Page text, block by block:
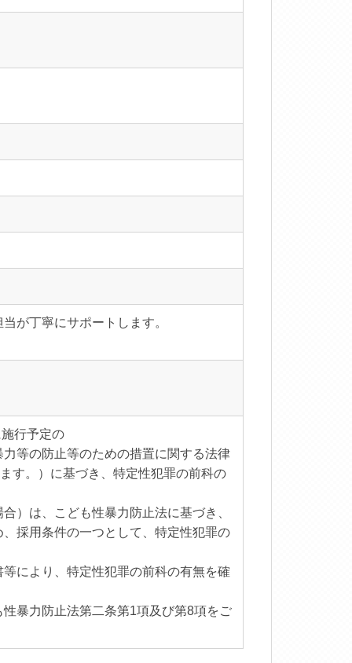
が丁寧にサポートします。
行予定の
等の防止等のための措置に関する法律
す。）に基づき、特定性犯罪の前科の
）は、こども性暴力防止法に基づき、
採用条件の一つとして、特定性犯罪の
により、特定性犯罪の前科の有無を確
暴力防止法第二条第1項及び第8項をご